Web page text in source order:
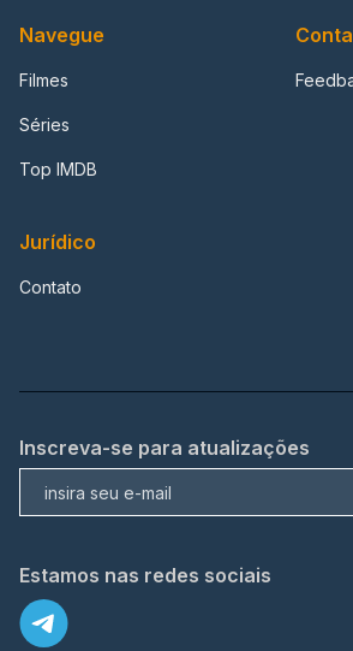
Navegue
Filmes
Séries
Top IMDB
Conta
Jurídico
Contato
Inscreva-se para atualizações
Estamos nas redes sociais